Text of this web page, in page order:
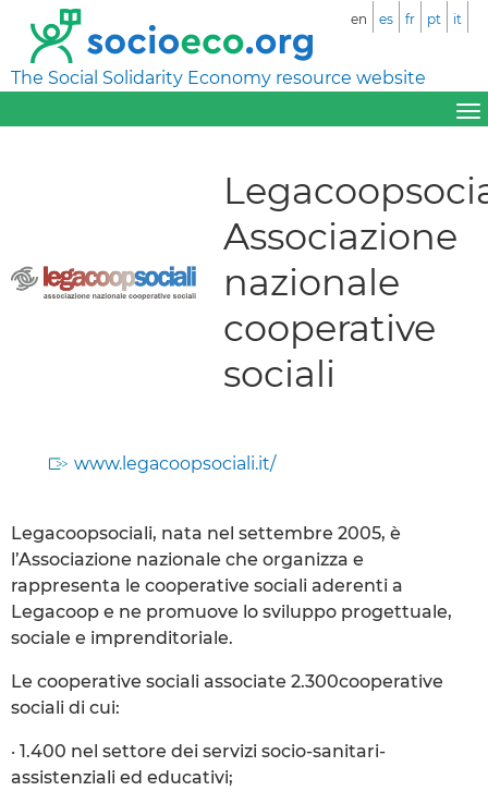
The Social Solidarity Economy resource website
en es fr pt it
Associazione
nazionale
cooperative
sociali
www.legacoopsociali.it/
Legacoopsociali, nata nel settembre 2005, è
l’Associazione nazionale che organizza e
rappresenta le cooperative sociali aderenti a
Legacoop e ne promuove lo sviluppo progettuale,
sociale e imprenditoriale.
Le cooperative sociali associate 2.300cooperative
sociali di cui:
· 1.400 nel settore dei servizi socio-sanitari-
assistenziali ed educativi;